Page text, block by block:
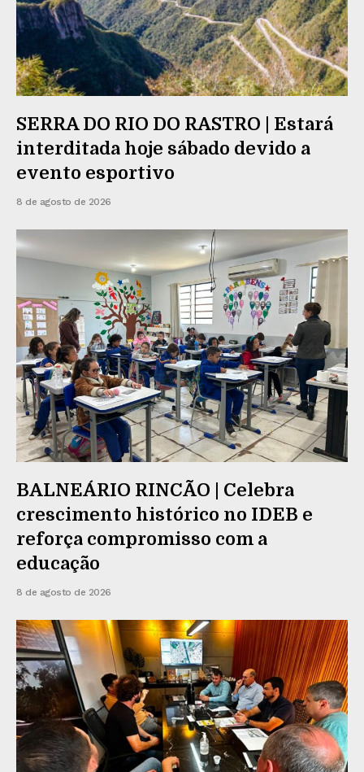
SERRA DO RIO DO RASTRO | Estará
interditada hoje sábado devido a
evento esportivo
8 de agosto de 2026
BALNEÁRIO RINCÃO | Celebra
crescimento histórico no IDEB e
reforça compromisso com a
educação
8 de agosto de 2026